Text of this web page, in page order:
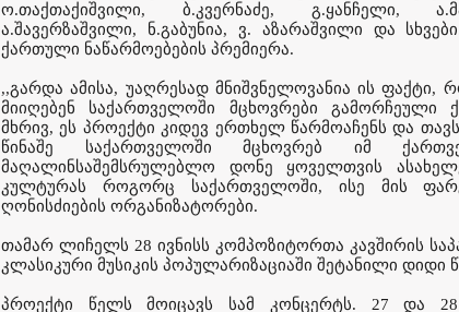
ო.თაქთაქიშვილი, ბ.კვერნაძე, გ.ყანჩელი,
ა.შავერზაშვილი, ნ.გაბუნია, ვ. აზარაშვილი და
ქართული ნაწარმოებების პრემიერა.
,,გარდა ამისა, უაღრესად მნიშვნელოვანია ის ფაქტი,
მიიღებენ საქართველოში მცხოვრები გამორჩეული
მხრივ, ეს პროექტი კიდევ ერთხელ წარმოაჩენს და
წინაშე საქართველოში მცხოვრებ იმ
მაღალინსაშემსრულებლო დონე ყოველთვის
კულტურას როგორც საქართველოში, ისე მის
ღონისძიების ორგანიზატორები.
თამარ ლიჩელს 28 ივნისს კომპოზიტორთა კავშირის
კლასიკური მუსიკის პოპულარიზაციაში შეტანილი დიდი
პროექტი წელს მოიცავს სამ კონცერტს. 27 და 28